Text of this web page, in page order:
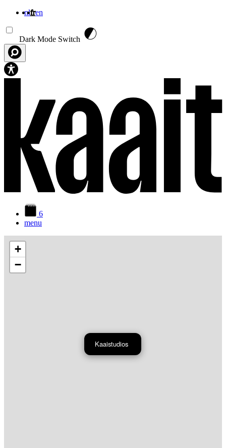
nlfren
Dark Mode Switch
6
menu
Kaaistudios
+
−